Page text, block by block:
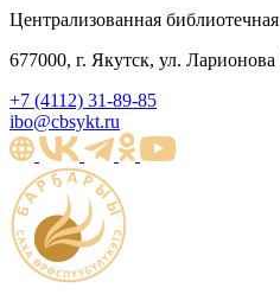
Централизованная
677000, г. Якутск, ул.
+7 (4112) 31-89-85
ibo@cbsykt.ru